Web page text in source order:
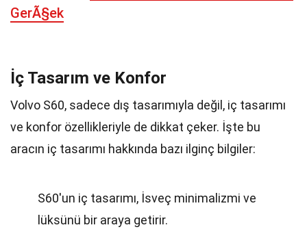
GerÃ§ek
İç Tasarım ve Konfor
Volvo S60, sadece dış tasarımıyla değil, iç tasarımı
ve konfor özellikleriyle de dikkat çeker. İşte bu
aracın iç tasarımı hakkında bazı ilginç bilgiler:
S60'un iç tasarımı, İsveç minimalizmi ve
lüksünü bir araya getirir.